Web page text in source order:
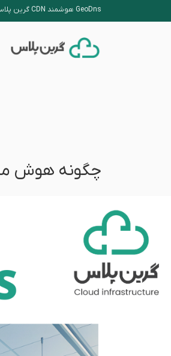
GeoDns هوشمند CDN گرین پلاس
چگونه هوش